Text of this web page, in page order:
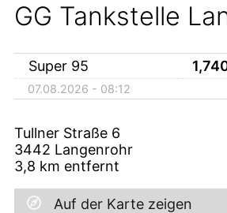
GG Tankstelle
Super 95
07.08.2026 - 08:12
Tullner Straße 6
3442 Langenrohr
3,8 km entfernt
Auf der Karte zeigen